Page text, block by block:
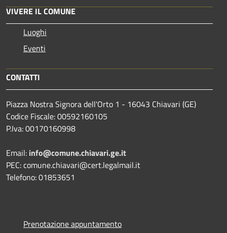
VIVERE IL COMUNE
Luoghi
Eventi
CONTATTI
Piazza Nostra Signora dell'Orto 1 - 16043 Chiavari (GE)
Codice Fiscale: 00592160105
P.Iva: 00170160998
Email: info@comune.chiavari.ge.it
PEC: comune.chiavari@cert.legalmail.it
Telefono: 01853651
Prenotazione appuntamento